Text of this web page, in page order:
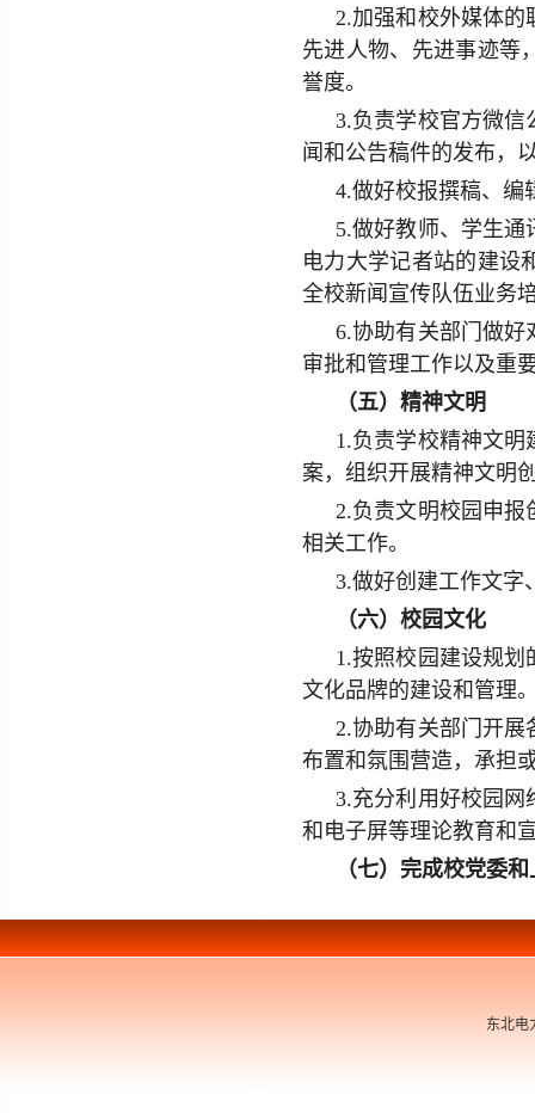
2.加强和校外媒体
先进人物、先进事迹等
誉度。
3.负责学校官方微
闻和公告稿件的发布，
4.做好校报撰稿、编
5.做好教师、学生
电力大学记者站的建设
全校新闻宣传队伍业务
6.协助有关部门做
审批和管理工作以及重
（五）精神文明
1.负责学校精神文
案，组织开展精神文明
2.负责文明校园申
相关工作。
3.做好创建工作文字
（六）校园文化
1.按照校园建设规
文化品牌的建设和管理
2.协助有关部门开
布置和氛围营造，承担
3.充分利用好校园
和电子屏等理论教育和
（七）完成校党委
东北电